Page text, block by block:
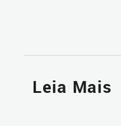
Leia Mais